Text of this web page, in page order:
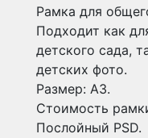
Рамка для
Подходит как
детского сада,
детских фото.
Размер: А3.
Стоимость
Послойный PSD.